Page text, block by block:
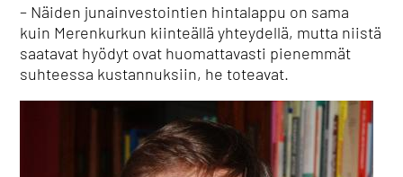
– Näiden junainvestointien hintalappu on sama
kuin Merenkurkun kiinteällä yhteydellä, mutta niistä
saatavat hyödyt ovat huomattavasti pienemmät
suhteessa kustannuksiin, he toteavat.